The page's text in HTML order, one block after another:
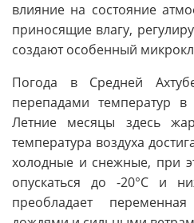
влияние на состояние
приносящие влагу,
создают особенный
Погода в Средней
перепадами температур
Летние месяцы здесь
температура воздуха
холодные и снежные, при
опускаться до -20°C и
преобладает